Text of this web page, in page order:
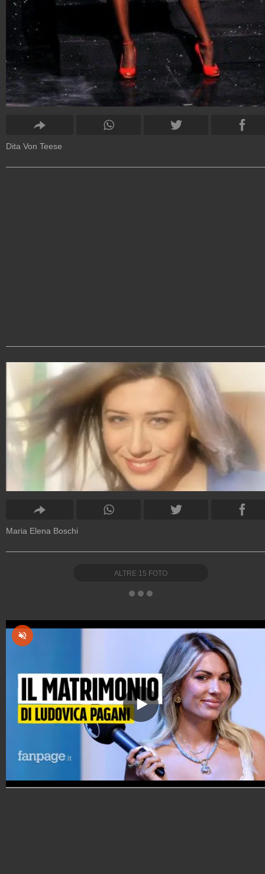
Dita Von Teese
Maria Elena Boschi
ALTRE 15 FOTO